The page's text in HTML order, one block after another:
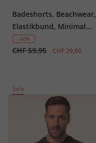
Badeshorts, Beachwear,
Elastikbund, Minimal
Print, bis 8 XL
- 50%
CHF 59,95 CHF 29,90
Sale